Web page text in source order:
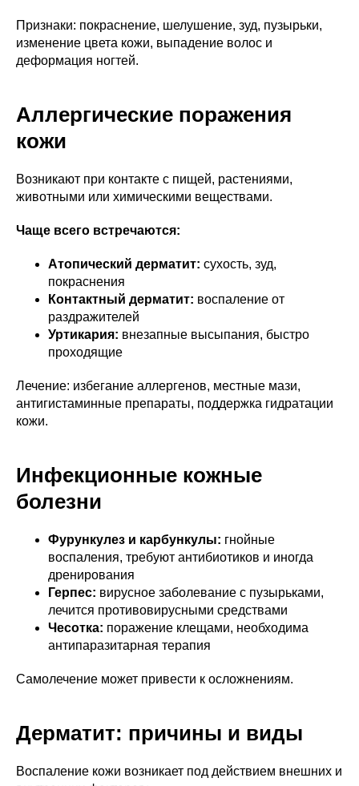
Признаки: покраснение, шелушение, зуд, пузырьки,
изменение цвета кожи, выпадение волос и
деформация ногтей.
Аллергические поражения
кожи
Возникают при контакте с пищей, растениями,
животными или химическими веществами.
Чаще всего встречаются:
Атопический дерматит: сухость, зуд,
покраснения
Контактный дерматит: воспаление от
раздражителей
Уртикария: внезапные высыпания, быстро
проходящие
Лечение: избегание аллергенов, местные мази,
антигистаминные препараты, поддержка гидратации
кожи.
Инфекционные кожные
болезни
Фурункулез и карбункулы: гнойные
воспаления, требуют антибиотиков и иногда
дренирования
Герпес: вирусное заболевание с пузырьками,
лечится противовирусными средствами
Чесотка: поражение клещами, необходима
антипаразитарная терапия
Самолечение может привести к осложнениям.
Дерматит: причины и виды
Воспаление кожи возникает под действием внешних и